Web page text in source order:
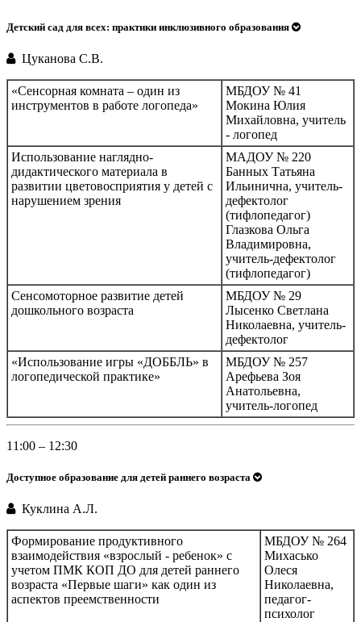
Детский сад для всех: практики инклюзивного образования
Цуканова С.В.
«Сенсорная комната – один из
инструментов в работе логопеда»
МБДОУ № 41
Мокина Юлия
Михайловна, учитель
- логопед
Использование наглядно-
дидактического материала в
развитии цветовосприятия у детей с
нарушением зрения
МАДОУ № 220
Банных Татьяна
Ильинична, учитель-
дефектолог
(тифлопедагог)
Глазкова Ольга
Владимировна,
учитель-дефектолог
(тифлопедагог)
Сенсомоторное развитие детей
дошкольного возраста
МБДОУ № 29
Лысенко Светлана
Николаевна, учитель-
дефектолог
«Использование игры «ДОББЛЬ» в
логопедической практике»
МБДОУ № 257
Арефьева Зоя
Анатольевна,
учитель-логопед
11:00 – 12:30
Доступное образование для детей раннего возраста
Куклина А.Л.
Формирование продуктивного
взаимодействия «взрослый - ребенок» с
учетом ПМК КОП ДО для детей раннего
возраста «Первые шаги» как один из
аспектов преемственности
МБДОУ № 264
Михасько
Олеся
Николаевна,
педагог-
психолог